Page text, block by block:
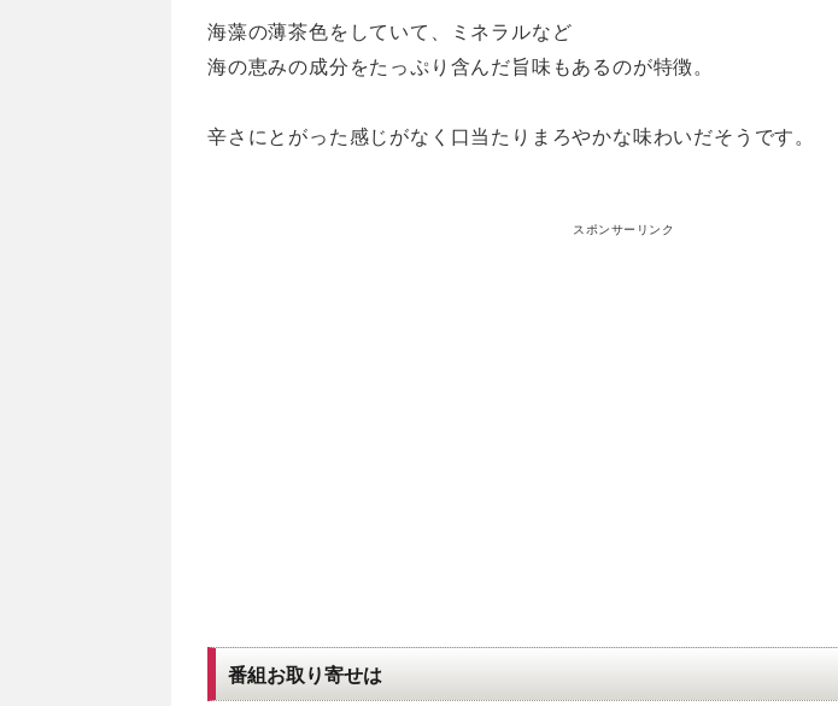
海藻の薄茶色をしていて、ミネラルなど
海の恵みの成分をたっぷり含んだ旨味もあるのが特徴。
辛さにとがった感じがなく口当たりまろやかな味わいだそうです。
スポンサーリンク
番組お取り寄せは